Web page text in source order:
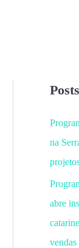
na
abre
vendas